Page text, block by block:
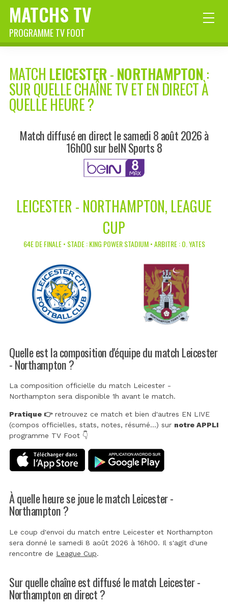
MATCHS TV
PROGRAMME TV FOOT
MATCH LEICESTER-NORTHAMPTON:
SUR QUELLE CHAÎNE TV ET EN DIRECT À
QUELLE HEURE ?
Match diffusé en direct le samedi 8 août 2026 à
16h00 sur beIN Sports 8
LEICESTER - NORTHAMPTON, LEAGUE
CUP
64E DE FINALE • STADE : KING POWER STADIUM • ARBITRE : O. YATES
Quelle est la composition d'équipe du match Leicester
- Northampton ?
La composition officielle du match Leicester -
Northampton sera disponible 1h avant le match.
Pratique 👉retrouvez ce match et bien d'autres EN LIVE
(compos officielles, stats, notes, résumé...) sur notre APPLI
programme TV Foot 👇
À quelle heure se joue le match Leicester -
Northampton ?
Le coup d'envoi du match entre Leicester et Northampton
sera donné le samedi 8 août 2026 à 16h00. Il s'agit d'une
rencontre de League Cup.
Sur quelle chaîne est diffusé le match Leicester -
Northampton en direct ?